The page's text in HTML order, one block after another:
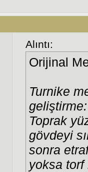
Alıntı:
Orijinal
Turnike
geliştirme:
Toprak
gövdeyi
sonra
yoksa